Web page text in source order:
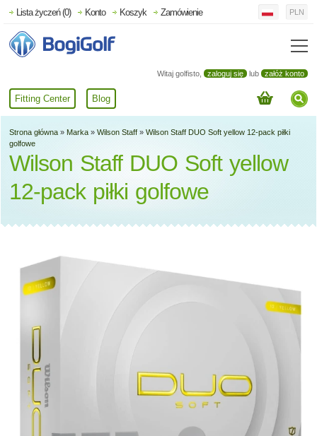
Witaj golfisto, zaloguj się lub załóż konto
Fitting Center Blog
Lista życzeń (0) Konto Koszyk Zamówienie PLN
Strona główna » Marka » Wilson Staff » Wilson Staff DUO Soft yellow 12-pack piłki
golfowe
Wilson Staff DUO Soft yellow
12-pack piłki golfowe